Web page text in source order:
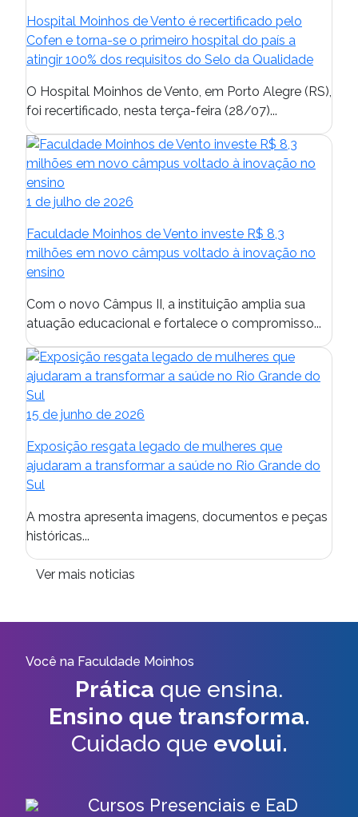
Hospital Moinhos de Vento é recertificado pelo
Cofen e torna-se o primeiro hospital do país a
atingir 100% dos requisitos do Selo da Qualidade
O Hospital Moinhos de Vento, em Porto Alegre (RS),
foi recertificado, nesta terça-feira (28/07)...
1 de julho de 2026
Faculdade Moinhos de Vento investe R$ 8,3
milhões em novo câmpus voltado à inovação no
ensino
Com o novo Câmpus II, a instituição amplia sua
atuação educacional e fortalece o compromisso...
15 de junho de 2026
Exposição resgata legado de mulheres que
ajudaram a transformar a saúde no Rio Grande do
Sul
A mostra apresenta imagens, documentos e peças
históricas...
Ver mais noticias
Você na Faculdade Moinhos
Prática que ensina.
Ensino que transforma.
Cuidado que evolui.
Cursos Presenciais e EaD